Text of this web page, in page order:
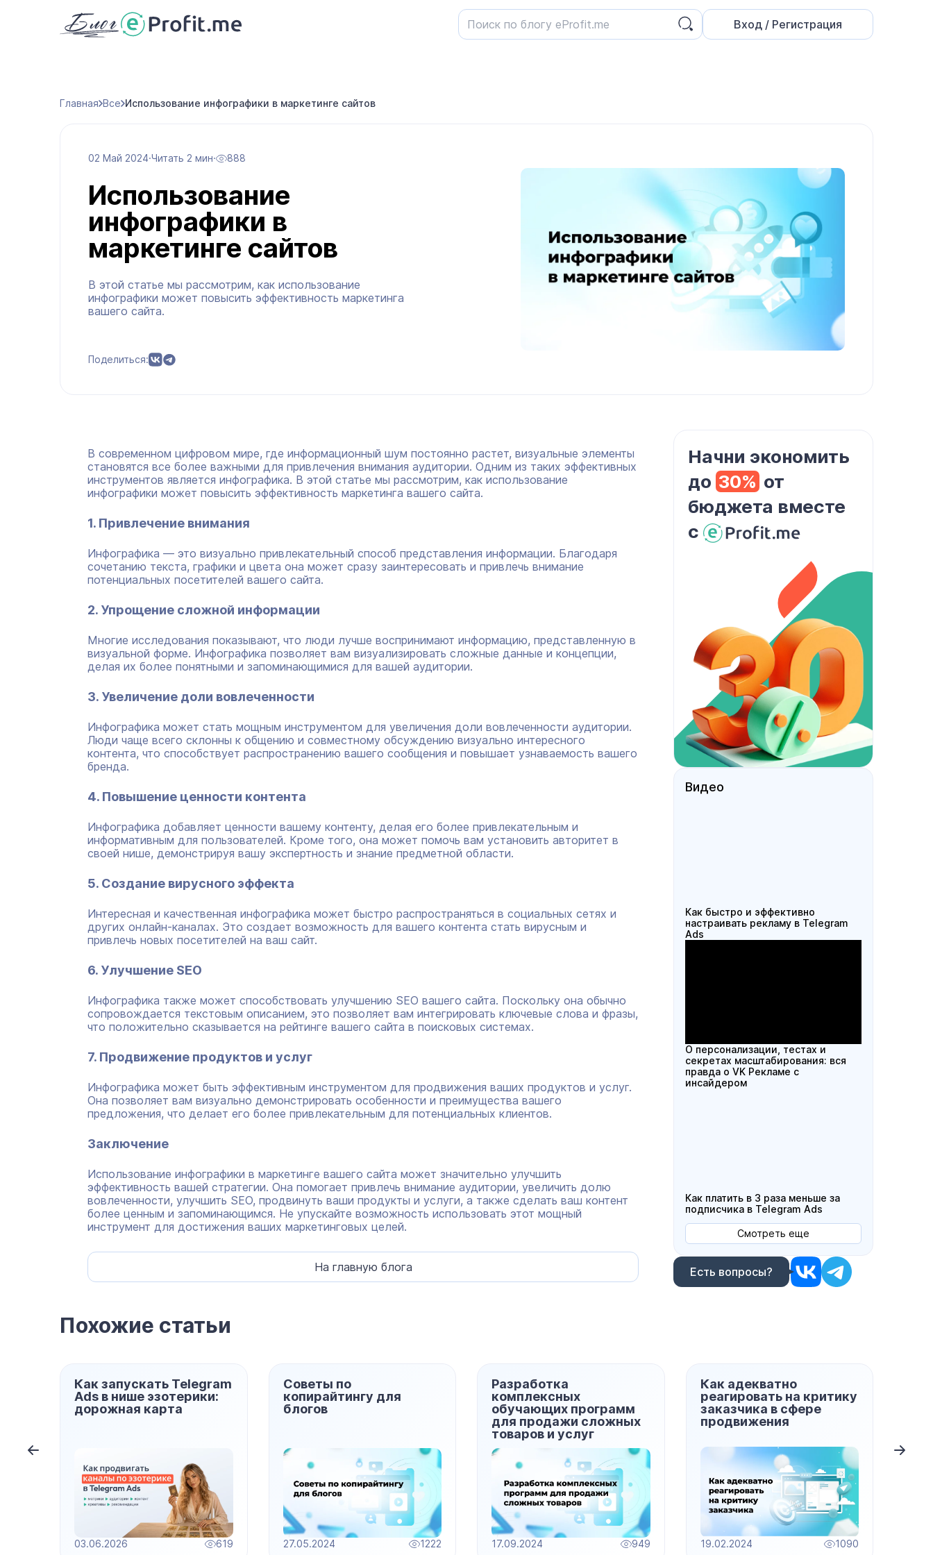
Вход / Регистрация
Главная Все Использование инфографики в маркетинге сайтов
02 Май 2024·Читать 2 мин· 888
Использование
инфографики в
маркетинге сайтов
В этой статье мы рассмотрим, как использование
инфографики может повысить эффективность маркетинга
вашего сайта.
Поделиться:
В современном цифровом мире, где информационный шум постоянно растет, визуальные элементы
становятся все более важными для привлечения внимания аудитории. Одним из таких эффективных
инструментов является инфографика. В этой статье мы рассмотрим, как использование
инфографики может повысить эффективность маркетинга вашего сайта.
1. Привлечение внимания
Инфографика — это визуально привлекательный способ представления информации. Благодаря
сочетанию текста, графики и цвета она может сразу заинтересовать и привлечь внимание
потенциальных посетителей вашего сайта.
2. Упрощение сложной информации
Многие исследования показывают, что люди лучше воспринимают информацию, представленную в
визуальной форме. Инфографика позволяет вам визуализировать сложные данные и концепции,
делая их более понятными и запоминающимися для вашей аудитории.
3. Увеличение доли вовлеченности
Инфографика может стать мощным инструментом для увеличения доли вовлеченности аудитории.
Люди чаще всего склонны к общению и совместному обсуждению визуально интересного
контента, что способствует распространению вашего сообщения и повышает узнаваемость вашего
бренда.
4. Повышение ценности контента
Инфографика добавляет ценности вашему контенту, делая его более привлекательным и
информативным для пользователей. Кроме того, она может помочь вам установить авторитет в
своей нише, демонстрируя вашу экспертность и знание предметной области.
5. Создание вирусного эффекта
Интересная и качественная инфографика может быстро распространяться в социальных сетях и
других онлайн-каналах. Это создает возможность для вашего контента стать вирусным и
привлечь новых посетителей на ваш сайт.
6. Улучшение SEO
Инфографика также может способствовать улучшению SEO вашего сайта. Поскольку она обычно
сопровождается текстовым описанием, это позволяет вам интегрировать ключевые слова и фразы,
что положительно сказывается на рейтинге вашего сайта в поисковых системах.
7. Продвижение продуктов и услуг
Инфографика может быть эффективным инструментом для продвижения ваших продуктов и услуг.
Она позволяет вам визуально демонстрировать особенности и преимущества вашего
предложения, что делает его более привлекательным для потенциальных клиентов.
Заключение
Использование инфографики в маркетинге вашего сайта может значительно улучшить
эффективность вашей стратегии. Она помогает привлечь внимание аудитории, увеличить долю
вовлеченности, улучшить SEO, продвинуть ваши продукты и услуги, а также сделать ваш контент
более ценным и запоминающимся. Не упускайте возможность использовать этот мощный
инструмент для достижения ваших маркетинговых целей.
На главную блога
Начни экономить
до 30% от
бюджета вместе
с
Видео
Как быстро и эффективно
настраивать рекламу в Telegram
Ads
О персонализации, тестах и
секретах масштабирования: вся
правда о VK Рекламе с
инсайдером
Как платить в 3 раза меньше за
подписчика в Telegram Ads
Смотреть еще
Есть вопросы?
Похожие статьи
Как запускать Telegram
Ads в нише эзотерики:
дорожная карта
03.06.2026 619
Советы по
копирайтингу для
блогов
27.05.2024 1222
Разработка
комплексных
обучающих программ
для продажи сложных
товаров и услуг
17.09.2024 949
Как адекватно
реагировать на критику
заказчика в сфере
продвижения
19.02.2024 1090